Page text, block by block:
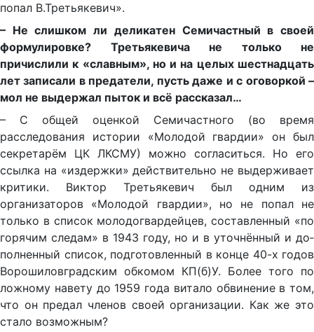
попал В.Третьякевич».
– Не слишком ли деликатен Семичастный в своей
формулировке? Третьякевича не только не
причислили к «славным», но и на целых шестнадцать
лет записали в предатели, пусть даже и с оговоркой –
мол не выдержал пыток и всё рассказал…
– С общей оценкой Семичастного (во время
расследования истории «Молодой гвардии» он был
секретарём ЦК ЛКСМУ) можно согласиться. Но его
ссылка на «издержки» действительно не выдерживает
критики. Виктор Третьякевич был одним из
организаторов «Молодой гвардии», но не попал не
только в список молодогвардейцев, составленный «по
горячим следам» в 1943 году, но и в уточнённый и до­
полненный список, подготовленный в конце 40-х годов
Ворошилов­градским обкомом КП(б)У. Более того по
ложному навету до 1959 года витало обвинение в том,
что он пре­дал членов своей организации. Как же это
стало возможным?